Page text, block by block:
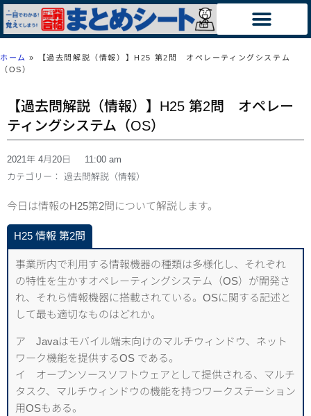
ホーム »
【過去問解説（情報）】H25 第2問 オペレーティングシステム
（OS）
【過去問解説（情報）】H25 第2問 オペレー
ティングシステム（OS）
2021年 4月20日
11:00 am
カテゴリー： 過去問解説（情報）
今日は情報のH25第2問について解説します。
H25 情報 第2問
事業所内で利用する情報機器の種類は多様化し、それぞれ
の特性を生かすオペレーティングシステム（OS）が開発さ
れ、それら情報機器に搭載されている。OSに関する記述と
して最も適切なものはどれか。
ア Javaはモバイル端末向けのマルチウィンドウ、ネット
ワーク機能を提供するOS である。
イ オープンソースソフトウェアとして提供される、マルチ
タスク、マルチウィンドウの機能を持つワークステーション
用OSもある。